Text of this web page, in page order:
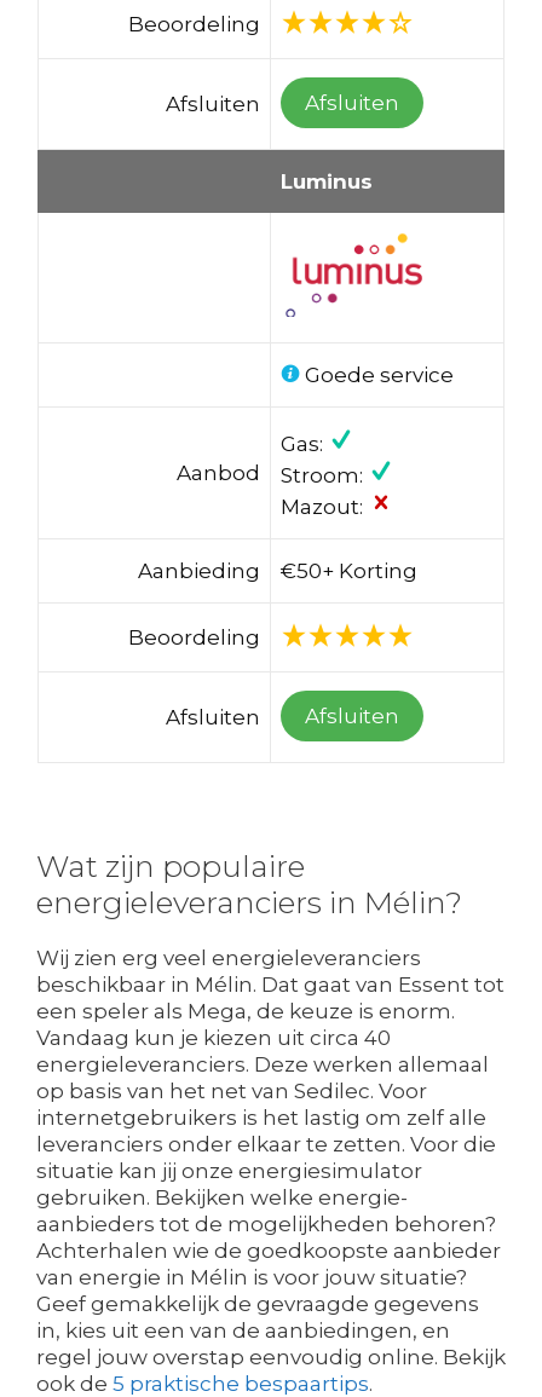
Beoordeling
Afsluiten Afsluiten
Luminus
Goede service
Aanbod
Gas:
Stroom:
Mazout:
Aanbieding €50+ Korting
Beoordeling
Afsluiten Afsluiten
Wat zijn populaire
energieleveranciers in Mélin?
Wij zien erg veel energieleveranciers
beschikbaar in Mélin. Dat gaat van Essent tot
een speler als Mega, de keuze is enorm.
Vandaag kun je kiezen uit circa 40
energieleveranciers. Deze werken allemaal
op basis van het net van Sedilec. Voor
internetgebruikers is het lastig om zelf alle
leveranciers onder elkaar te zetten. Voor die
situatie kan jij onze energiesimulator
gebruiken. Bekijken welke energie-
aanbieders tot de mogelijkheden behoren?
Achterhalen wie de goedkoopste aanbieder
van energie in Mélin is voor jouw situatie?
Geef gemakkelijk de gevraagde gegevens
in, kies uit een van de aanbiedingen, en
regel jouw overstap eenvoudig online. Bekijk
ook de 5 praktische bespaartips.